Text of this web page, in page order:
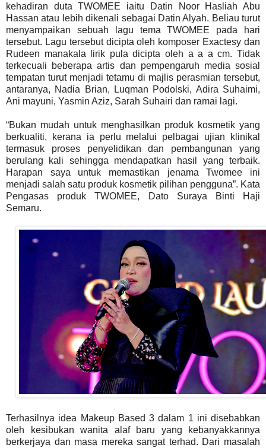
kehadiran duta TWOMEE iaitu Datin Noor Hasliah Abu
Hassan atau lebih dikenali sebagai Datin Alyah. Beliau turut
menyampaikan sebuah lagu tema TWOMEE pada hari
tersebut. Lagu tersebut dicipta oleh komposer Exactesy dan
Rudeen manakala lirik pula dicipta oleh a a a cm. Tidak
terkecuali beberapa artis dan pempengaruh media sosial
tempatan turut menjadi tetamu di majlis perasmian tersebut,
antaranya, Nadia Brian, Luqman Podolski, Adira Suhaimi,
Ani mayuni, Yasmin Aziz, Sarah Suhairi dan ramai lagi.
“Bukan mudah untuk menghasilkan produk kosmetik yang
berkualiti, kerana ia perlu melalui pelbagai ujian klinikal
termasuk proses penyelidikan dan pembangunan yang
berulang kali sehingga mendapatkan hasil yang terbaik.
Harapan saya untuk memastikan jenama Twomee ini
menjadi salah satu produk kosmetik pilihan pengguna”. Kata
Pengasas produk TWOMEE, Dato Suraya Binti Haji
Semaru.
Terhasilnya idea Makeup Based 3 dalam 1 ini disebabkan
oleh kesibukan wanita alaf baru yang kebanyakkannya
berkerjaya dan masa mereka sangat terhad. Dari masalah